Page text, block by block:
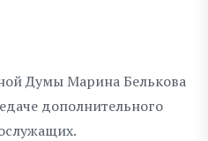
Думы Марина Белькова
дополнительного